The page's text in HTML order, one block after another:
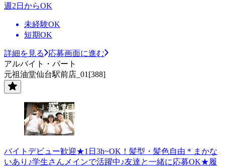
週2日からOK
未経験OK
短期OK
詳細を見る
応募画面に進む
アルバイト・パート
元祖油堂仙台駅前店_01[388]
バイトデビュー歓迎★1日3h~OK！髪型・髪色自由＊まかな
いあり♪学生さんメインで活躍中♪友達と一緒に応募OK★履